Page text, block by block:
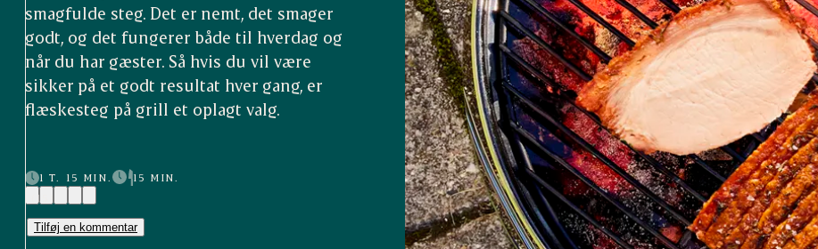
smagfulde steg. Det er nemt, det smager
godt, og det fungerer både til hverdag og
når du har gæster. Så hvis du vil være
sikker på et godt resultat hver gang, er
flæskesteg på grill et oplagt valg.
1 T. 15 MIN.
15 MIN.
(15)
Tilføj en kommentar